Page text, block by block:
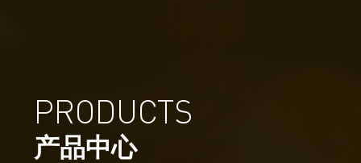
PRODUCTS
产品中心